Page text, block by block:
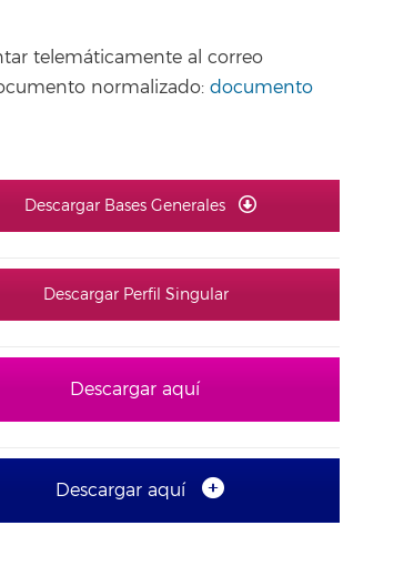
telemáticamente al correo
normalizado: documento
Descargar Bases Generales
Descargar Perfil Singular
Descargar aquí
Descargar aquí